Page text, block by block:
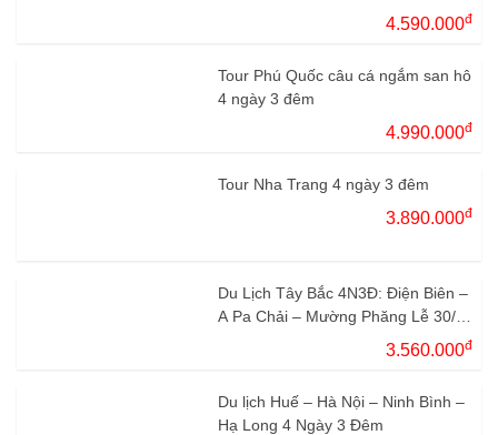
4.590.000đ
Tour Phú Quốc câu cá ngắm san hô
4 ngày 3 đêm
4.990.000đ
Tour Nha Trang 4 ngày 3 đêm
3.890.000đ
Du Lịch Tây Bắc 4N3Đ: Điện Biên –
A Pa Chải – Mường Phăng Lễ 30/4
3.560.000đ
Du lịch Huế – Hà Nội – Ninh Bình –
Hạ Long 4 Ngày 3 Đêm